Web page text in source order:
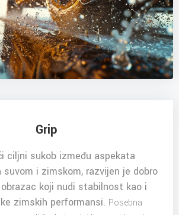
Grip
ciljni sukob između aspekata
suvom i zimskom, razvijen je dobro
koji nudi stabilnost kao i
zimskih performansi. Posebna